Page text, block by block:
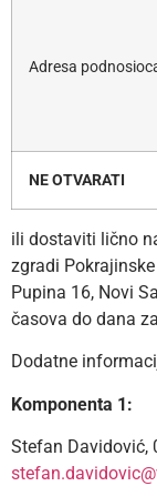
Adresa
NE OTVARATI
ili dostaviti lično
zgradi
Pupina 16, Novi
časova do dana
Dodatne
Komponenta 1:
Stefan Davidović,